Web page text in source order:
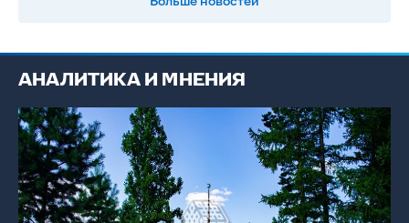
АНАЛИТИКА И МНЕНИЯ